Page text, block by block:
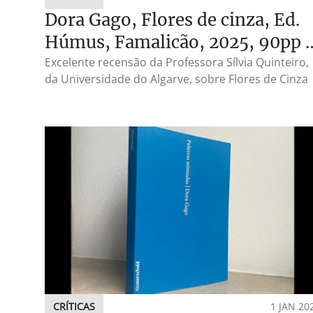
Dora Gago, Flores de cinza, Ed.
Húmus, Famalicão, 2025, 90pp |
Silvia Quinteiro
Excelente recensão da Professora Sílvia Quinteiro,
da Universidade do Algarve, sobre Flores de Cinza
CRÍTICAS 1 JAN